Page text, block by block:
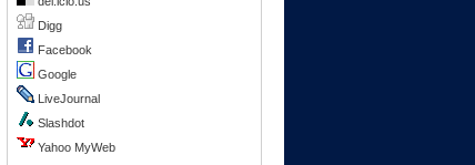
Digg
Facebook
Google
LiveJournal
Slashdot
Yahoo MyWeb